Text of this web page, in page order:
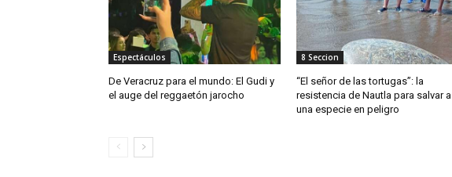
Espectáculos
De Veracruz para el mundo: El Gudi y
el auge del reggaetón jarocho
8 Seccion
“El señor de las tortugas”: la
resistencia de Nautla para salvar a
una especie en peligro